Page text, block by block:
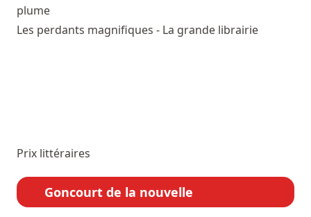
plume
Les perdants magnifiques - La grande librairie
Prix littéraires
Goncourt de la nouvelle